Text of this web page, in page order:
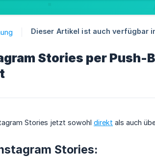
Dieser Artikel ist auch verfügbar
Stories per
Stories jetzt sowohl direkt als auch
Stories: